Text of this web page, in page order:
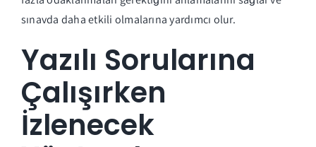
sınavda daha etkili olmalarına yardımcı olur.
Yazılı Sorularına
Çalışırken
İzlenecek